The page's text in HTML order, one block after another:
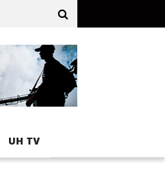
supera los 2.63 millones de
UH TV